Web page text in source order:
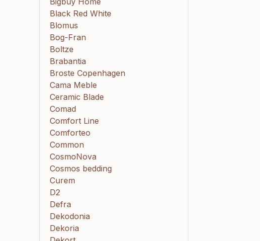
Black Red White
Blomus
Bog-Fran
Boltze
Brabantia
Broste Copenhagen
Cama Meble
Ceramic Blade
Comad
Comfort Line
Comforteo
Common
CosmoNova
Cosmos bedding
Curem
D2
Defra
Dekodonia
Dekoria